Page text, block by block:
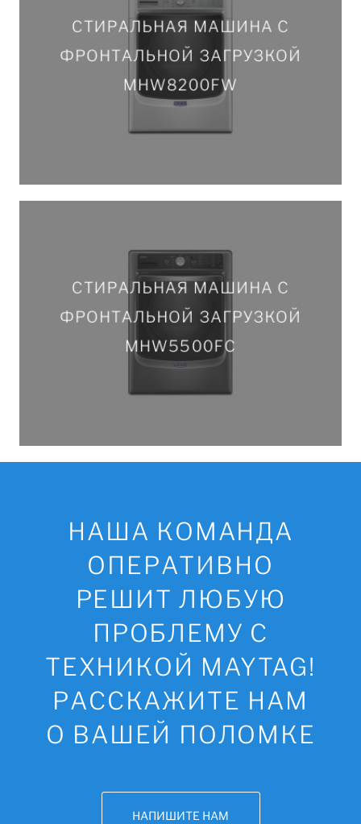
СТИРАЛЬНАЯ МАШИНА С
ФРОНТАЛЬНОЙ ЗАГРУЗКОЙ
MHW8200FW
СТИРАЛЬНАЯ МАШИНА С
MHW8200FW
СТИРАЛЬНАЯ МАШИНА С
ФРОНТАЛЬНОЙ ЗАГРУЗКОЙ
MHW5500FC
СТИРАЛЬНАЯ МАШИНА С
MHW5500FC
НАША КОМАНДА
ОПЕРАТИВНО
РЕШИТ ЛЮБУЮ
ПРОБЛЕМУ С
ТЕХНИКОЙ MAYTAG!
РАССКАЖИТЕ НАМ
О ВАШЕЙ ПОЛОМКЕ
НАПИШИТЕ НАМ